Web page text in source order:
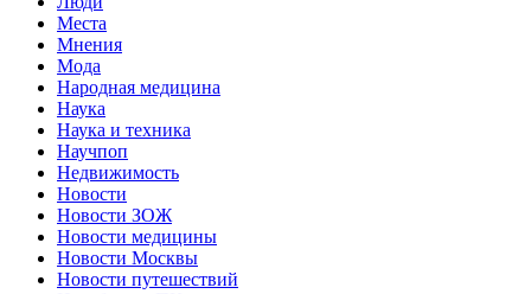
Места
Мнения
Мода
Народная медицина
Наука
Наука и техника
Научпоп
Недвижимость
Новости
Новости ЗОЖ
Новости медицины
Новости Москвы
Новости путешествий